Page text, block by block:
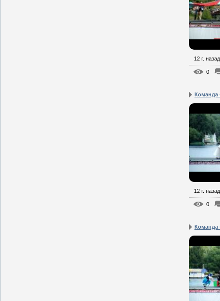
12 г. назад
0
Команда
12 г. назад
0
Команда